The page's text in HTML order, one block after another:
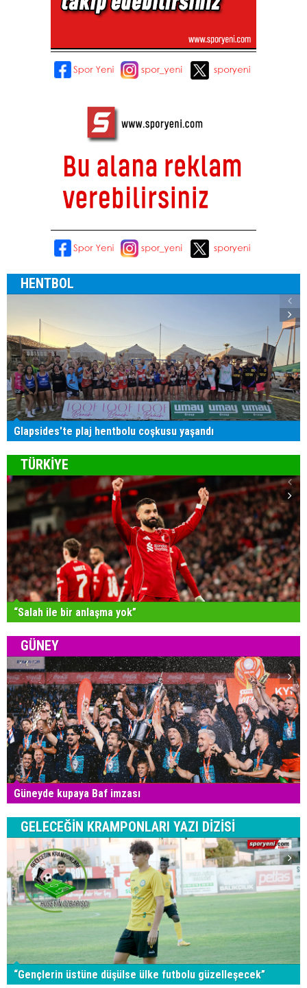
HENTBOL
Glapsides'te plaj hentbolu coşkusu yaşandı
TÜRKİYE
“Salah ile bir anlaşma yok”
GÜNEY
Güneyde kupaya Baf imzası
GELECEĞİN KRAMPONLARI YAZI DİZİSİ
“Gençlerin üstüne düşülse ülke futbolu güzelleşecek”